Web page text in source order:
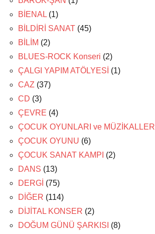
BİENAL (1)
BİLDİRİ SANAT (45)
BİLİM (2)
BLUES-ROCK Konseri (2)
ÇALGI YAPIM ATÖLYESİ (1)
CAZ (37)
CD (3)
ÇEVRE (4)
ÇOCUK OYUNLARI ve MÜZİKALLERİ
ÇOCUK OYUNU (6)
ÇOCUK SANAT KAMPI (2)
DANS (13)
DERGİ (75)
DİĞER (114)
DİJİTAL KONSER (2)
DOĞUM GÜNÜ ŞARKISI (8)